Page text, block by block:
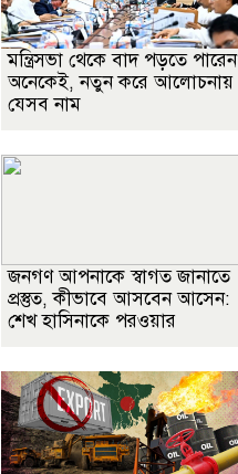
মন্ত্রিসভা থেকে বাদ পড়তে পারেন
অনেকেই, নতুন করে আলোচনায়
যেসব নাম
জনগণ আপনাকে স্বাগত জানাতে
প্রস্তুত, কীভাবে আসবেন আসেন:
শেখ হাসিনাকে পরওয়ার